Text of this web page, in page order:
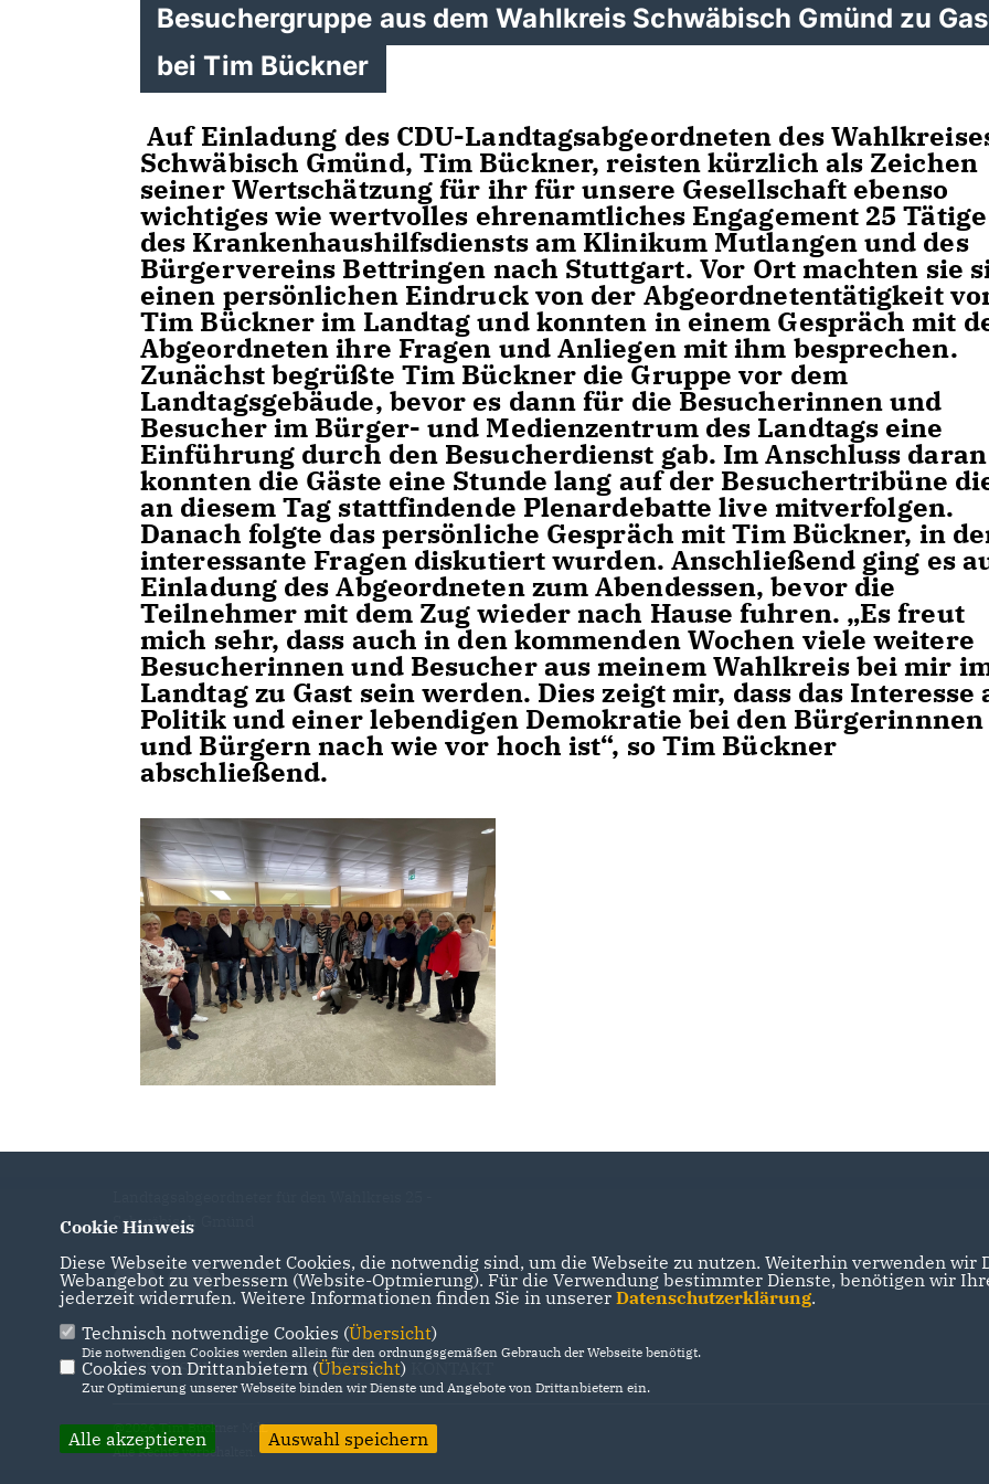
Besuchergruppe aus dem Wahlkreis Schwäbisch Gmünd zu
bei Tim Bückner
Auf Einladung des CDU-Landtagsabgeordneten des
Schwäbisch Gmünd, Tim Bückner, reisten kürzlich als Zeichen
seiner Wertschätzung für ihr für unsere Gesellschaft ebenso
wichtiges wie wertvolles ehrenamtliches Engagement 25 Tätige
des Krankenhaushilfsdiensts am Klinikum Mutlangen und des
Bürgervereins Bettringen nach Stuttgart. Vor Ort machten sie
einen persönlichen Eindruck von der Abgeordnetentätigkeit
Tim Bückner im Landtag und konnten in einem Gespräch mit
Abgeordneten ihre Fragen und Anliegen mit ihm besprechen.
Zunächst begrüßte Tim Bückner die Gruppe vor dem
Landtagsgebäude, bevor es dann für die Besucherinnen und
Besucher im Bürger- und Medienzentrum des Landtags eine
Einführung durch den Besucherdienst gab. Im Anschluss daran
konnten die Gäste eine Stunde lang auf der Besuchertribüne
an diesem Tag stattfindende Plenardebatte live mitverfolgen.
Danach folgte das persönliche Gespräch mit Tim Bückner, in
interessante Fragen diskutiert wurden. Anschließend ging es
Einladung des Abgeordneten zum Abendessen, bevor die
Teilnehmer mit dem Zug wieder nach Hause fuhren. „Es freut
mich sehr, dass auch in den kommenden Wochen viele weitere
Besucherinnen und Besucher aus meinem Wahlkreis bei mir
Landtag zu Gast sein werden. Dies zeigt mir, dass das Interesse
Politik und einer lebendigen Demokratie bei den Bürgerinnnen
und Bürgern nach wie vor hoch ist“, so Tim Bückner
abschließend.
Schwäbisch Gmünd
IMPRESSUM DATENSCHUTZ
@2026 Tim Bückner MdL
Alle Rechte vorbehalten.
Cookie Hinweis
Diese Webseite verwendet Cookies, die notwendig sind, um die Webseite zu nutzen. Weiterhin verwenden
Webangebot zu verbessern (Website-Optmierung). Für die Verwendung bestimmter Dienste, benötigen wir
jederzeit widerrufen. Weitere Informationen finden Sie in unserer Datenschutzerklärung.
Technisch notwendige Cookies (Übersicht)
Die notwendigen Cookies werden allein für den ordnungsgemäßen Gebrauch der Webseite benötigt.
Cookies von Drittanbietern (Übersicht)
Zur Optimierung unserer Webseite binden wir Dienste und Angebote von Drittanbietern ein.
Alle akzeptieren Auswahl speichern